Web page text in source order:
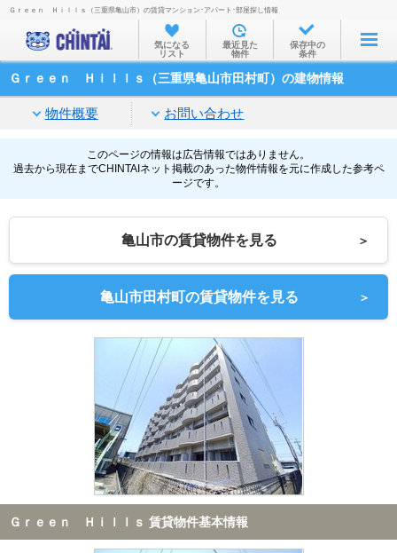
お部屋を探す
沿線・駅から
家賃相場から
通勤通学時間から
物件特集から
不動産会社から
TOP
Ｇｒｅｅｎ Ｈｉｌｌｓ（三重県亀山市）の賃貸マンション･アパート･部屋探し情報
気になる
リスト
最近見た
物件
保存中の
条件
Ｇｒｅｅｎ Ｈｉｌｌｓ（三重県亀山市田村町）の建物情報
物件概要 お問い合わせ
このページの情報は広告情報ではありません。
過去から現在までCHINTAIネット掲載のあった物件情報を元に作成した参考ペ
ージです。
亀山市の賃貸物件を見る ＞
亀山市田村町の賃貸物件を見る ＞
Ｇｒｅｅｎ Ｈｉｌｌｓ 賃貸物件基本情報